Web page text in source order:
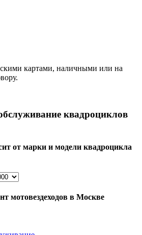
картами, наличными или на
квадроциклов
от марки и модели квадроцикла
мотовездеходов в Москве